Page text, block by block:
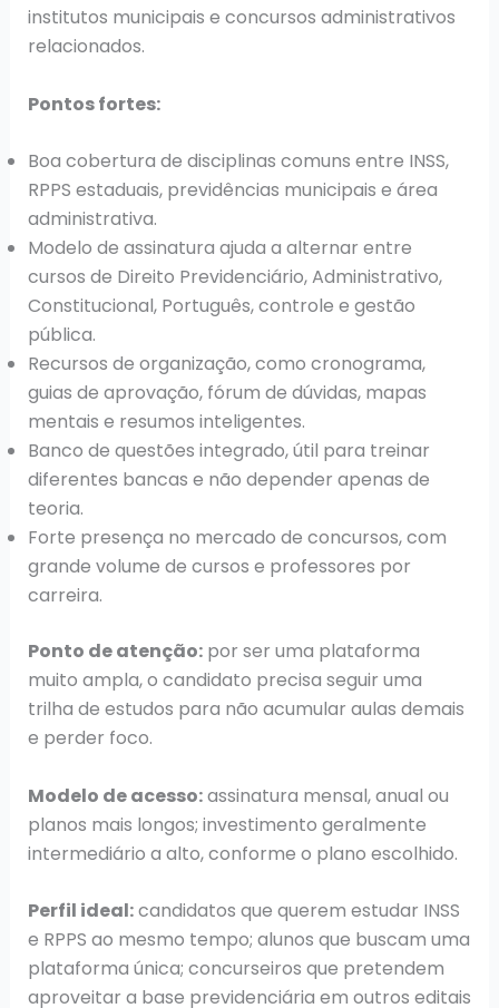
institutos municipais e concursos administrativos
relacionados.
Pontos fortes:
Boa cobertura de disciplinas comuns entre INSS,
RPPS estaduais, previdências municipais e área
administrativa.
Modelo de assinatura ajuda a alternar entre
cursos de Direito Previdenciário, Administrativo,
Constitucional, Português, controle e gestão
pública.
Recursos de organização, como cronograma,
guias de aprovação, fórum de dúvidas, mapas
mentais e resumos inteligentes.
Banco de questões integrado, útil para treinar
diferentes bancas e não depender apenas de
teoria.
Forte presença no mercado de concursos, com
grande volume de cursos e professores por
carreira.
Ponto de atenção:por ser uma plataforma
muito ampla, o candidato precisa seguir uma
trilha de estudos para não acumular aulas demais
e perder foco.
Modelo de acesso:assinatura mensal, anual ou
planos mais longos; investimento geralmente
intermediário a alto, conforme o plano escolhido.
Perfil ideal:candidatos que querem estudar INSS
e RPPS ao mesmo tempo; alunos que buscam uma
plataforma única; concurseiros que pretendem
aproveitar a base previdenciária em outros editais